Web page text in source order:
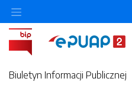
Biuletyn Informacji Publicznej